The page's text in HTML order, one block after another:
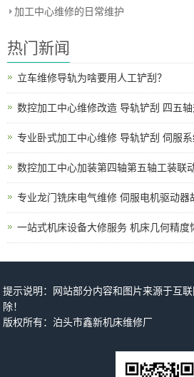
加工中心维修的日常维护
热门新闻
立车维修导轨为啥要用人工铲刮？
数控加工中心维修改造 导轨铲刮 四五
专业卧式加工中心维修 导轨铲刮 伺服
数控加工中心加装第四轴第五轴工装联
专业龙门铣床电气维修 伺服电机驱动器
提示说明：网站部分内容和图片来源于互
除！
版权所有：泊头市鑫新机床维修厂